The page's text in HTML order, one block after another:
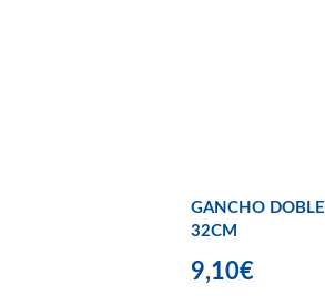
GANCHO DOBLE
32CM
9,10€